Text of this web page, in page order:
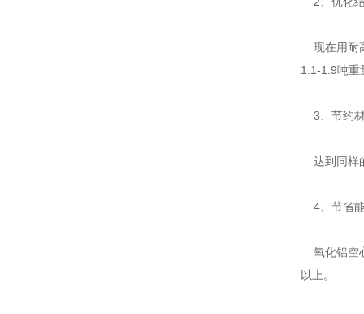
现在用耐
1.1-1.9吨重
3、节约
达到同样
4、节省
氧化铝空
以上。